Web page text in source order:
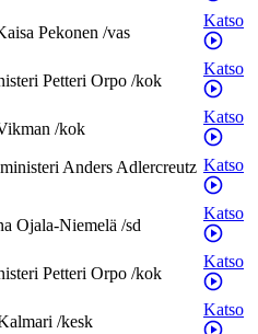
Pekonen /vas
Katso
Petteri Orpo /kok
Katso
/kok
Katso
AndersAdlercreutz Katso
Ojala-Niemelä /sd
Katso
Petteri Orpo /kok
Katso
/kesk
Katso